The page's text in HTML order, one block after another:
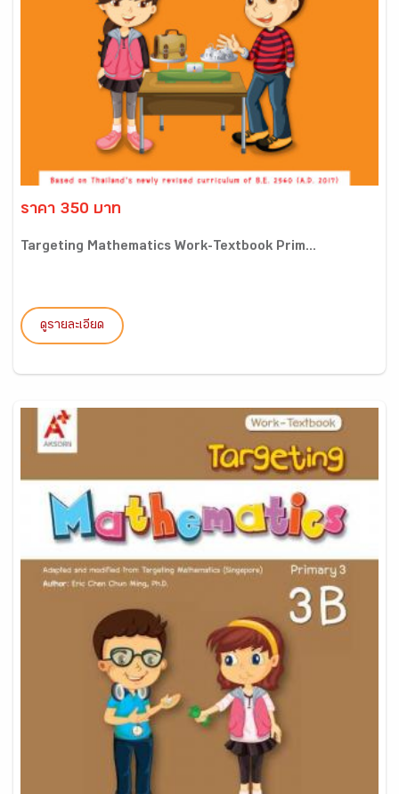
ราคา 350 บาท
Targeting Mathematics Work-Textbook Prim...
ดูรายละเอียด